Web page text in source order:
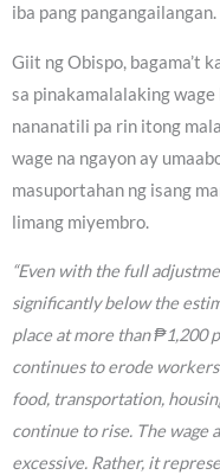
iba pang pangangailangan.
Giit ng Obispo, bagama’t
sa pinakamalalaking
nananatili pa rin itong
wage na ngayon ay
masuportahan ng isang
limang miyembro.
“Even with the full
significantly below the
place at more than ₱1,200
continues to erode
food, transportation,
continue to rise. The
excessive. Rather, it